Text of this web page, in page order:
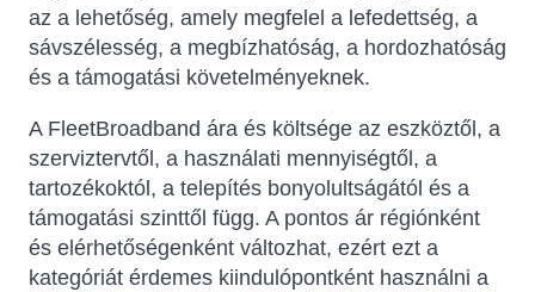
az a lehetőség, amely megfelel a lefedettség, a
sávszélesség, a megbízhatóság, a hordozhatóság
és a támogatási követelményeknek.
A FleetBroadband ára és költsége az eszköztől, a
szerviztervtől, a használati mennyiségtől, a
tartozékoktól, a telepítés bonyolultságától és a
támogatási szinttől függ. A pontos ár régiónként
és elérhetőségenként változhat, ezért ezt a
kategóriát érdemes kiindulópontként használni a